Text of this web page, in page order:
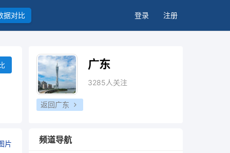
据对比 登录 注册
片
广东
3285人关注
返回广东
频道导航